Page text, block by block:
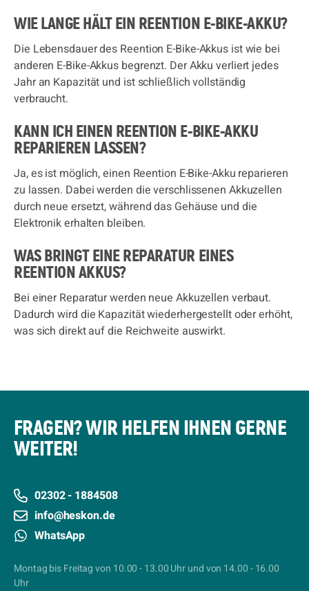
WIE LANGE HÄLT EIN REENTION E-BIKE-AKKU?
Die Lebensdauer des Reention E-Bike-Akkus ist wie bei
anderen E-Bike-Akkus begrenzt. Der Akku verliert jedes
Jahr an Kapazität und ist schließlich vollständig
verbraucht.
KANN ICH EINEN REENTION E-BIKE-AKKU
REPARIEREN LASSEN?
Ja, es ist möglich, einen Reention E-Bike-Akku reparieren
zu lassen. Dabei werden die verschlissenen Akkuzellen
durch neue ersetzt, während das Gehäuse und die
Elektronik erhalten bleiben.
WAS BRINGT EINE REPARATUR EINES
REENTION AKKUS?
Bei einer Reparatur werden neue Akkuzellen verbaut.
Dadurch wird die Kapazität wiederhergestellt oder erhöht,
was sich direkt auf die Reichweite auswirkt.
FRAGEN? WIR HELFEN IHNEN GERNE
WEITER!
02302 - 1884508
info@heskon.de
WhatsApp
Montag bis Freitag von 10.00 - 13.00 Uhr und von 14.00 - 16.00
Uhr